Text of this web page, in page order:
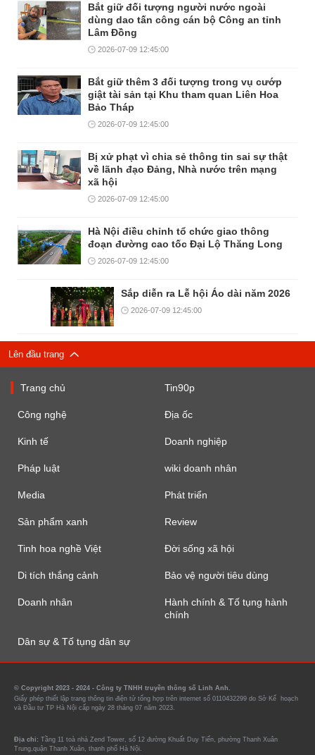
Bắt giữ đối tượng người nước ngoài
dùng dao tấn công cán bộ Công an tỉnh
Lâm Đồng
2026-07-09 12:45:00
Bắt giữ thêm 3 đối tượng trong vụ cướp
giật tài sản tại Khu tham quan Liên Hoa
Bảo Tháp
2026-07-09 12:45:00
Bị xử phạt vì chia sẻ thông tin sai sự thật
về lãnh đạo Đảng, Nhà nước trên mạng
xã hội
2026-07-09 12:45:00
Hà Nội điều chỉnh tổ chức giao thông
đoạn đường cao tốc Đại Lộ Thăng Long
2026-07-09 12:45:00
Sắp diễn ra Lễ hội Áo dài năm 2026
2026-07-09 12:45:00
Lên đầu trang
Trang chủ Tin90p
Công nghệ Địa ốc
Kinh tế Doanh nghiệp
Pháp luật wiki doanh nhân
Media Phát triển
Sản phẩm xanh Review
Tinh hoa nghề Việt Đời sống xã hội
Di tích thắng cảnh Bảo vệ người tiêu dùng
Doanh nhân
Hành chính & Tố tụng hành
chính
Dân sự & Tố tụng dân sự
© Copyright 2023 - 2024 - Công ty TNHH truyền thông số Linh Anh.
Giấy phép thiết lập trang thông tin điện tử tổng hợp trên internet số 0110432299 do Sở Kế hoạch
và Đầu tư TP Hà Nội cấp ngày 28 tháng 07 năm 2023.
Địa chỉ: Tầng 11 toà nhà Zend Tower, số 12 đường Khuất Duy Tiến, phường Thanh Xuân
Trung,quận Thanh Xuân, thanh phố Hà Nội.